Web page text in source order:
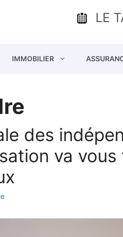
LE
IMMOBILIER
des
va vous